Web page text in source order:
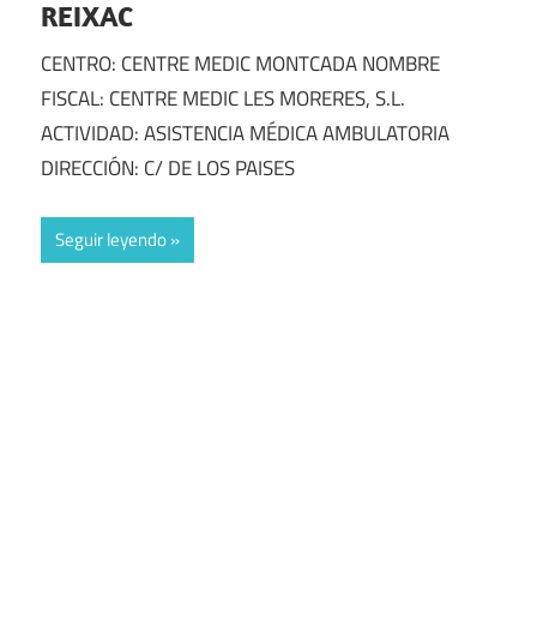
REIXAC
CENTRO: CENTRE MEDIC MONTCADA NOMBRE
FISCAL: CENTRE MEDIC LES MORERES, S.L.
ACTIVIDAD: ASISTENCIA MÉDICA AMBULATORIA
DIRECCIÓN: C/ DE LOS PAISES
Seguir leyendo